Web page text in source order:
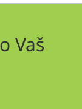
Vaš